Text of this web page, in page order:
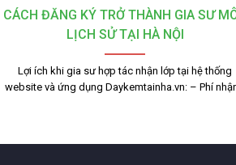
CÁCH ĐĂNG KÝ TRỞ THÀNH GIA SƯ
LỊCH SỬ TẠI HÀ NỘI
Lợi ích khi gia sư hợp tác nhận lớp tại hệ thống
website và ứng dụng Daykemtainha.vn: – Phí